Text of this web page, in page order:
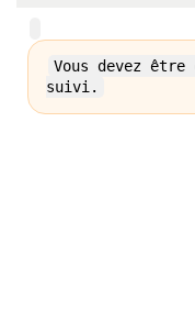
Vous devez être
suivi.